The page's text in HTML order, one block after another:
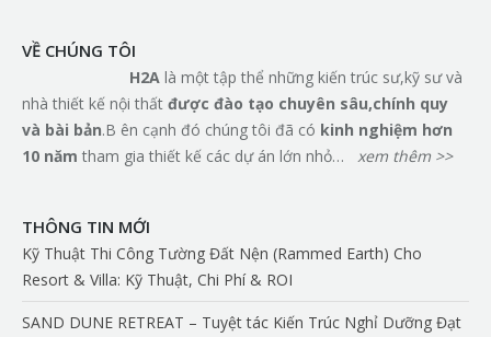
VỀ CHÚNG TÔI
H2A là một tập thể những kiến trúc sư,kỹ sư và
nhà thiết kế nội thất được đào tạo chuyên sâu,chính quy
và bài bản.B ên cạnh đó chúng tôi đã có kinh nghiệm hơn
10 năm tham gia thiết kế các dự án lớn nhỏ… xem thêm >>
THÔNG TIN MỚI
Kỹ Thuật Thi Công Tường Đất Nện (Rammed Earth) Cho
Resort & Villa: Kỹ Thuật, Chi Phí & ROI
SAND DUNE RETREAT – Tuyệt tác Kiến Trúc Nghỉ Dưỡng Đạt